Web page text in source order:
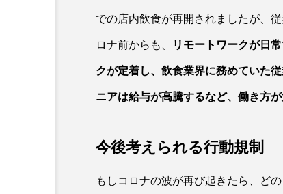
での店内飲食が再開されましたが、
ロナ前からも、 リモートワークが日
クが定着し、飲食業界に務めていた
ニアは給与が高騰するなど、働き方
今後考えられる行動規制
もしコロナの波が再び起きたら、ど